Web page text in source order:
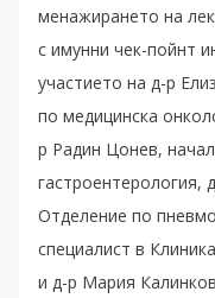
менажирането на
с имунни чек-пойнт
участието на д-р
по медицинска
р Радин Цонев,
гастроентерология,
Отделение по
специалист в
и д-р Мария